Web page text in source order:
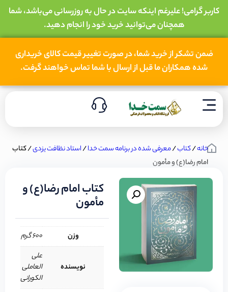
کاربر گرامی! علیرغم اینکه سایت در حال به روزرسانی می‌باشد، شما
همچنان می‌توانید خرید خود را انجام دهید.
ضمن تشکر از خرید شما، در صورت تغییر قیمت کالای خریداری
شده همکاران ما قبل از ارسال با شما تماس خواهند گرفت.
خانه/کتاب/معرفی شده در برنامه سمت خدا/استاد نظافت یزدی/ کتاب
امام رضا(ع) و مأمون
کتاب امام رضا(ع) و
مأمون
وزن 600 گرم
نویسنده
علی
العاملی
الکورانی